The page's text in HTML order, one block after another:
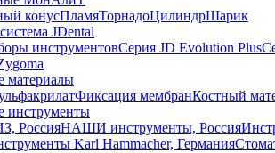
конусПламяТорнадоЦилиндрШарик
JDental
инструментовСерия JD Evolution Plus
материалы
Фиксация мембранКостный
инструменты
РоссияНАШИ инструменты, Россия
Karl Hammacher, Германия